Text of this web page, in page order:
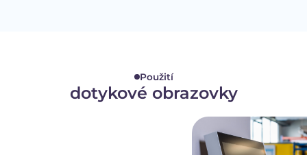
Použití
dotykové obrazovky